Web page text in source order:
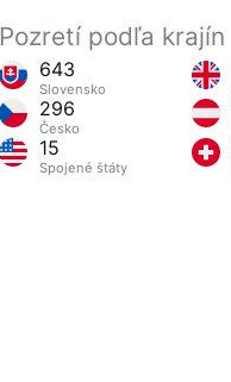
Pozretí podľa krajín
643
Slovensko
296
Česko
15
Spojené štáty